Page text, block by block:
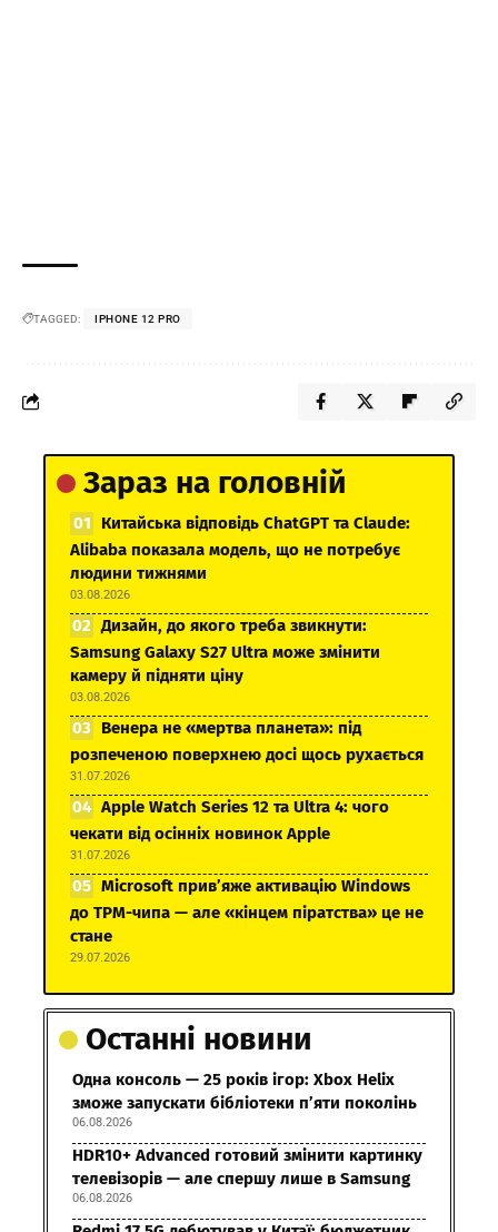
TAGGED: IPHONE 12 PRO
Зараз на головній
Китайська відповідь ChatGPT та Claude:
Alibaba показала модель, що не потребує
людини тижнями
03.08.2026
Дизайн, до якого треба звикнути:
Samsung Galaxy S27 Ultra може змінити
камеру й підняти ціну
03.08.2026
Венера не «мертва планета»: під
розпеченою поверхнею досі щось рухається
31.07.2026
Apple Watch Series 12 та Ultra 4: чого
чекати від осінніх новинок Apple
31.07.2026
Microsoft прив’яже активацію Windows
до TPM-чипа — але «кінцем піратства» це не
стане
29.07.2026
Останні новини
Одна консоль — 25 років ігор: Xbox Helix
зможе запускати бібліотеки п’яти поколінь
06.08.2026
HDR10+ Advanced готовий змінити картинку
телевізорів — але спершу лише в Samsung
06.08.2026